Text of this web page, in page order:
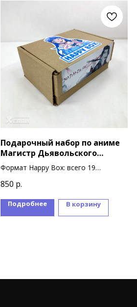
Подарочный набор по аниме
Магистр Дьявольского
Культа
Формат Happy Box: всего 19
850 р.
Подробнее В корзину